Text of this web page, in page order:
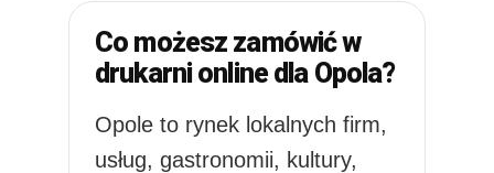
Co możesz zamówić w
drukarni online dla Opola?
Opole to rynek lokalnych firm,
usług, gastronomii, kultury,